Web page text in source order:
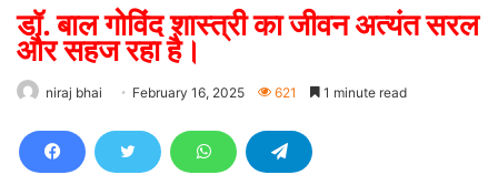
डॉ. बाल गोविंद शास्त्री का जीवन अत्यंत सरल
और सहज रहा है।
niraj bhai February 16, 2025 621 1 minute read